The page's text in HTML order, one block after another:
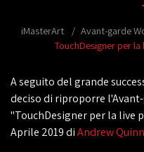
iMasterArt Avant-garde
TouchDesigner per
A seguito del grande
deciso di riproporre
"TouchDesigner per la live
Aprile 2019 diAndrew Quinn